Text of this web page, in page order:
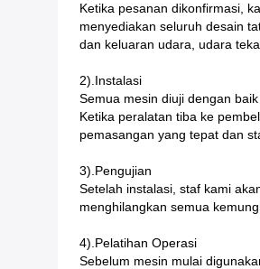
Ketika pesanan dikonfirmasi,
menyediakan seluruh desain
dan keluaran udara, udara
2).Instalasi
Semua mesin diuji dengan
Ketika peralatan tiba ke
pemasangan yang tepat dan
3).Pengujian
Setelah instalasi, staf kami
menghilangkan semua
4).Pelatihan Operasi
Sebelum mesin mulai